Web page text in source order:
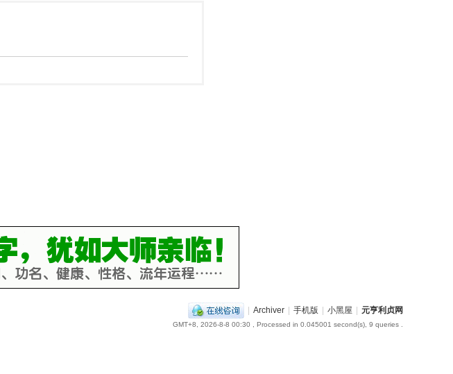
| Archiver | 手机版 | 小黑屋 | 元亨利贞网
GMT+8, 2026-8-8 00:30 , Processed in 0.045001 second(s), 9 queries .